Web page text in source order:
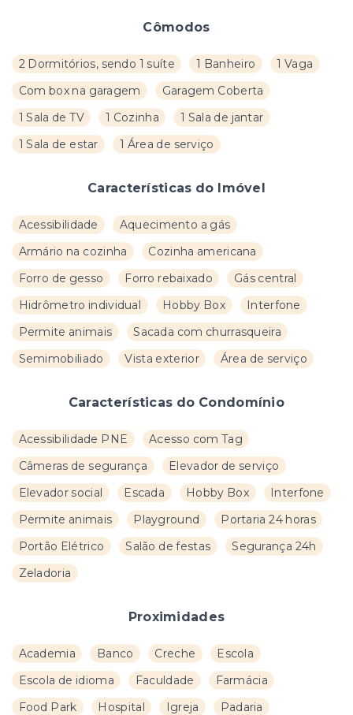
Cômodos
2 Dormitórios, sendo 1 suíte 1 Banheiro
1 Vaga
Com box na garagem
Garagem Coberta
1 Sala de TV
1 Cozinha
1 Sala de jantar
1 Sala de estar
1 Área de serviço
Características do Imóvel
Acessibilidade
Aquecimento a gás
Armário na cozinha
Cozinha americana
Forro de gesso
Forro rebaixado
Gás central
Hidrômetro individual
Hobby Box
Interfone
Permite animais
Sacada com churrasqueira
Semimobiliado
Vista exterior Área de serviço
Características do Condomínio
Acessibilidade PNE
Acesso com Tag
Câmeras de segurança
Elevador de serviço
Elevador social
Escada Hobby Box
Interfone
Permite animais
Playground
Portaria 24 horas
Portão Elétrico
Salão de festas
Segurança 24h
Zeladoria
Proximidades
Academia Banco Creche
Escola
Escola de idioma
Faculdade
Farmácia
Food Park
Hospital Igreja
Padaria